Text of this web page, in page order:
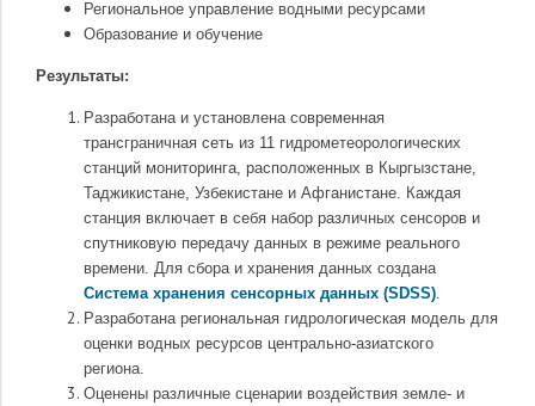
Региональное управление водными ресурсами
Образование и обучение
Результаты:
Разработана и установлена современная
трансграничная сеть из 11 гидрометеорологических
станций мониторинга, расположенных в Кыргызстане,
Таджикистане, Узбекистане и Афганистане. Каждая
станция включает в себя набор различных сенсоров и
спутниковую передачу данных в режиме реального
времени. Для сбора и хранения данных создана
Система хранения сенсорных данных (SDSS).
Разработана региональная гидрологическая модель для
оценки водных ресурсов центрально-азиатского
региона.
Оценены различные сценарии воздействия земле- и